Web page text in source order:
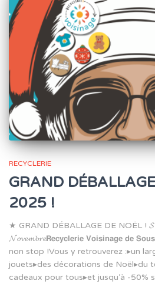
RECYCLERIE
GRAND
2025 !
★ GRAND DÉBALLAGE DE NOËL !
𝓝𝓸𝓿𝓮𝓶𝓫𝓻𝓮𝗥𝗲𝗰𝘆𝗰𝗹𝗲𝗿𝗶𝗲 𝗩𝗼𝗶𝘀𝗶𝗻𝗮𝗴𝗲 𝗱𝗲
non stop !Vous y retrouverez :▸un
jouets▸des décorations de Noël▸du
cadeaux pour tous▸et jusqu’à -50%